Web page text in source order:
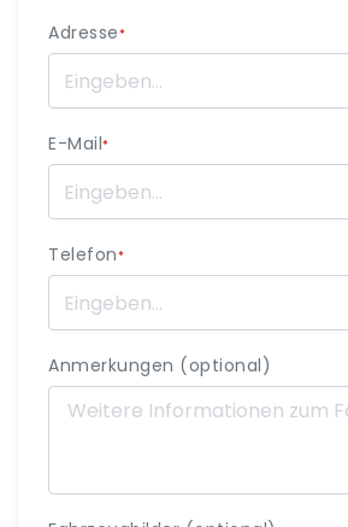
Adresse*
E-Mail*
Telefon*
Anmerkungen (optional)